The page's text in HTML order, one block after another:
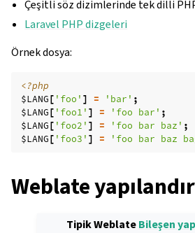
Çeşitli söz dizimlerinde tek dilli
Laravel PHP dizgeleri
Örnek dosya:
<?php
$LANG[ 'foo' ] = 'bar' ;
$LANG[ 'foo1' ] = 'foo bar' ;
$LANG[ 'foo2' ] = 'foo bar baz' ;
$LANG[ 'foo3' ] = 'foo bar baz
Weblate
Tipik WeblateBileşen